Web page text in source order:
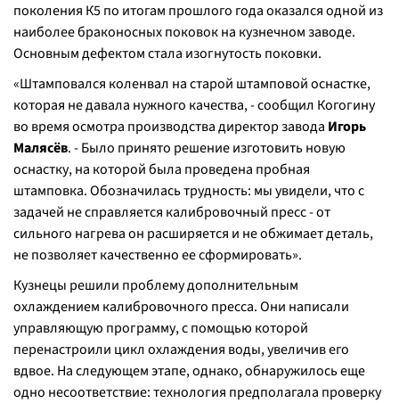
поколения К5 по итогам прошлого года оказался одной из
наиболее браконосных поковок на кузнечном заводе.
Основным дефектом стала изогнутость поковки.
«Штамповался коленвал на старой штамповой оснастке,
которая не давала нужного качества, - сообщил Когогину
во время осмотра производства директор завода Игорь
Малясёв. - Было принято решение изготовить новую
оснастку, на которой была проведена пробная
штамповка. Обозначилась трудность: мы увидели, что с
задачей не справляется калибровочный пресс - от
сильного нагрева он расширяется и не обжимает деталь,
не позволяет качественно ее сформировать».
Кузнецы решили проблему дополнительным
охлаждением калибровочного пресса. Они написали
управляющую программу, с помощью которой
перенастроили цикл охлаждения воды, увеличив его
вдвое. На следующем этапе, однако, обнаружилось еще
одно несоответствие: технология предполагала проверку